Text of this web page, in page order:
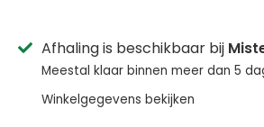
Afhaling is beschikbaar bij
Meestal klaar binnen meer dan 5
Winkelgegevens bekijken